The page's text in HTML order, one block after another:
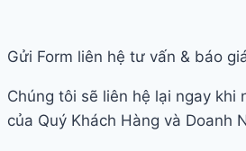
Gửi Form liên hệ tư vấn & báo
Chúng tôi sẽ liên hệ lại ngay khi
của Quý Khách Hàng và Doanh